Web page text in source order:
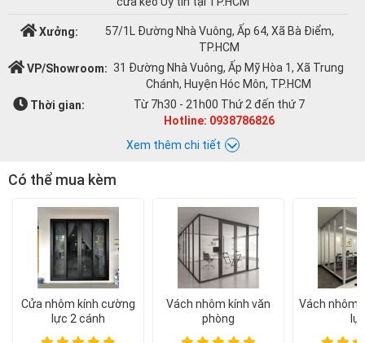
Xưởng:
57/1L Đường Nhà Vuông, Ấp 64, Xã Bà Điểm,
TP.HCM
VP/Showroom: 31 Đường Nhà Vuông, Ấp Mỹ Hòa 1, Xã Trung
Chánh, Huyện Hóc Môn, TP.HCM
Thời gian:
Từ 7h30 - 21h00 Thứ 2 đến thứ 7
Hotline: 0938786826
Xem thêm chi tiết
Chat với Á CHÂU:
Á CHÂU
0938786826
Email:cuacuonachau@gmail.com
Có thể mua kèm
Cửa nhôm kính cường
lực 2 cánh
Vách nhôm kính văn
phòng
Vách nhôm